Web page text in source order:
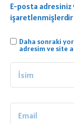
E-posta adresiniz
işaretlenmişlerdir
Daha sonraki
adresim ve site